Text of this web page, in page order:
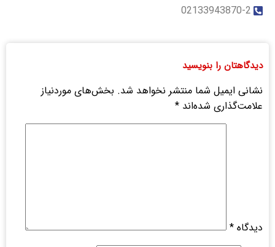
02133943870-2
دیدگاهتان را بنویسید
نشانی ایمیل شما منتشر نخواهد شد. بخش‌های موردنیاز
علامت‌گذاری شده‌اند *
دیدگاه *